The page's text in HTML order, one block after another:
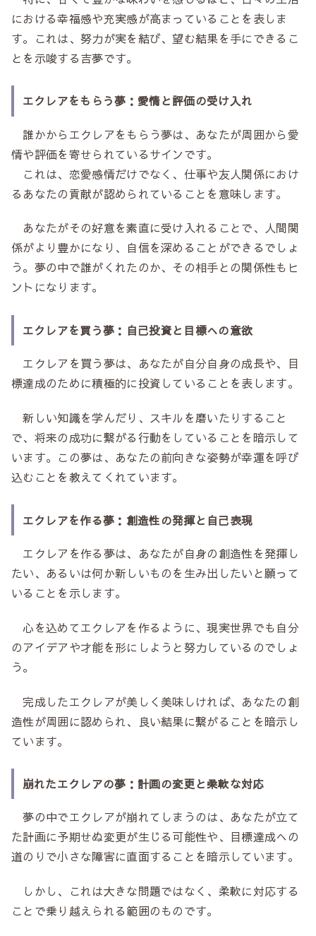
における幸福感や充実感が高まっていることを表しま
す。これは、努力が実を結び、望む結果を手にできるこ
とを示唆する吉夢です。
エクレアをもらう夢：愛情と評価の受け入れ
誰かからエクレアをもらう夢は、あなたが周囲から愛
情や評価を寄せられているサインです。
これは、恋愛感情だけでなく、仕事や友人関係におけ
るあなたの貢献が認められていることを意味します。
あなたがその好意を素直に受け入れることで、人間関
係がより豊かになり、自信を深めることができるでしょ
う。夢の中で誰がくれたのか、その相手との関係性もヒ
ントになります。
エクレアを買う夢：自己投資と目標への意欲
エクレアを買う夢は、あなたが自分自身の成長や、目
標達成のために積極的に投資していることを表します。
新しい知識を学んだり、スキルを磨いたりすること
で、将来の成功に繋がる行動をしていることを暗示して
います。この夢は、あなたの前向きな姿勢が幸運を呼び
込むことを教えてくれています。
エクレアを作る夢：創造性の発揮と自己表現
エクレアを作る夢は、あなたが自身の創造性を発揮し
たい、あるいは何か新しいものを生み出したいと願って
いることを示します。
心を込めてエクレアを作るように、現実世界でも自分
のアイデアや才能を形にしようと努力しているのでしょ
う。
完成したエクレアが美しく美味しければ、あなたの創
造性が周囲に認められ、良い結果に繋がることを暗示し
ています。
崩れたエクレアの夢：計画の変更と柔軟な対応
夢の中でエクレアが崩れてしまうのは、あなたが立て
た計画に予期せぬ変更が生じる可能性や、目標達成への
道のりで小さな障害に直面することを暗示しています。
しかし、これは大きな問題ではなく、柔軟に対応する
ことで乗り越えられる範囲のものです。